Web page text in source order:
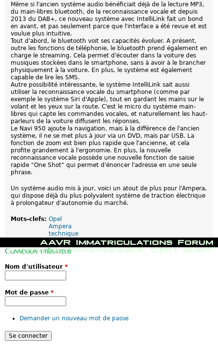
Même si l'ancien système audio bénéficiait déjà de la lecture MP3,
du main-libres bluetooth, de la reconnaissance vocale et depuis
2013 du DAB+, ce nouveau système avec IntelliLink fait un bond
en avant, et pas seulement parce que l'interface a été revue et est
voulue plus intuitive.
Tout d'abord, le bluetooth voit ses capacités évoluer. A présent,
outre les fonctions de téléphonie, le bluetooth prend également en
charge le streaming. Cela permet d'écouter dans la voiture des
musiques stockées dans le smartphone, sans à avoir à le brancher
physiquement à la voiture. En plus, le système est également
capable de lire les SMS.
Autre possibilité intéressante, le système IntelliLink sait aussi
utiliser la reconnaissance vocale du smartphone (comme par
exemple le système Siri d'Apple), tout en gardant les mains sur le
volant et les yeux sur la route. C'est le micro du système main-
libres qui capte les commandes vocales, et naturellement les haut-
parleurs de la voiture diffusent les réponses.
Le Navi 950 ajoute la navigation, mais à la différence de l'ancien
système, il ne se met plus à jour via un DVD, mais par USB. La
fonction de zoom est bien plus rapide que l'ancienne, et cela
profite grandement à l'ergonomie. En plus, la nouvelle
reconnaissance vocale possède une nouvelle fonction de saisie
rapide "One Shot" qui permet d'énoncer l'adresse en une seule
phrase.
Un système audio mis à jour, voici un atout de plus pour l'Ampera,
qui dispose déjà du plus polyvalent système de traction électrique
à prolongateur d'autonomie du marché.
Mots-clefs: Opel
Ampera
technique
M
e
p
Forum
Immatriculations
AAVR
Hybride rechargeable, c'est quoi?
Connexion utilisateur
Nom d'utilisateur *
Mot de passe *
Demander un nouveau mot de passe